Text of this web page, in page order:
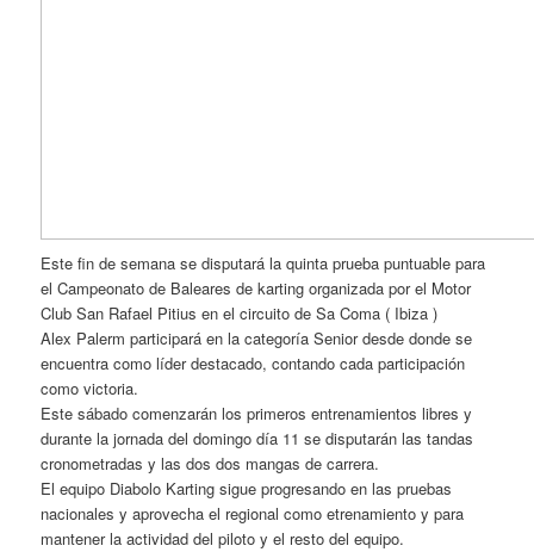
Este fin de semana se disputará la quinta prueba puntuable para
el Campeonato de Baleares de karting organizada por el Motor
Club San Rafael Pitius en el circuito de Sa Coma ( Ibiza )
Alex Palerm participará en la categoría Senior desde donde se
encuentra como líder destacado, contando cada participación
como victoria.
Este sábado comenzarán los primeros entrenamientos libres y
durante la jornada del domingo día 11 se disputarán las tandas
cronometradas y las dos dos mangas de carrera.
El equipo Diabolo Karting sigue progresando en las pruebas
nacionales y aprovecha el regional como etrenamiento y para
mantener la actividad del piloto y el resto del equipo.